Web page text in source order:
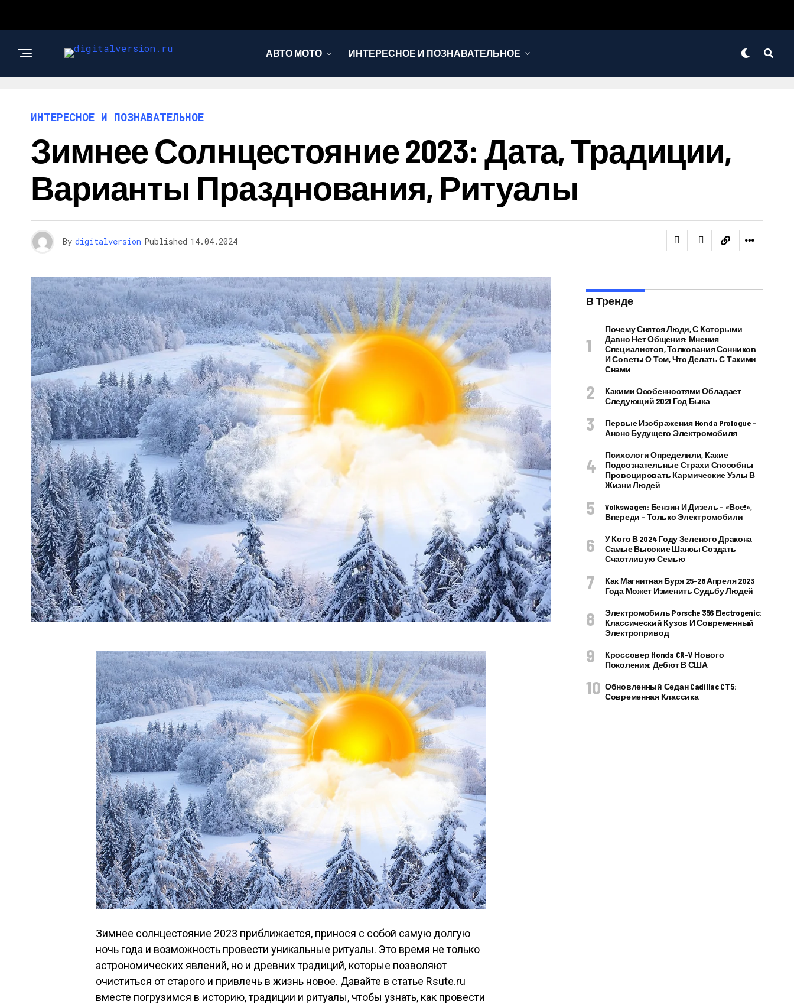
АВТО МОТО ИНТЕРЕСНОЕ И ПОЗНАВАТЕЛЬНОЕ
ИНТЕРЕСНОЕ И ПОЗНАВАТЕЛЬНОЕ
Зимнее Солнцестояние 2023: Дата, Традиции,
Варианты Празднования, Ритуалы
By digitalversion Published 14.04.2024
Зимнее солнцестояние 2023 приближается, принося с собой самую долгую
ночь года и возможность провести уникальные ритуалы. Это время не только
астрономических явлений, но и древних традиций, которые позволяют
очиститься от старого и привлечь в жизнь новое. Давайте в статье Rsute.ru
вместе погрузимся в историю, традиции и ритуалы, чтобы узнать, как провести
В Тренде
Почему Снятся Люди, С Которыми
Давно Нет Общения: Мнения
Специалистов, Толкования Сонников
И Советы О Том, Что Делать С Такими
Снами
Какими Особенностями Обладает
Следующий 2021 Год Быка
Первые Изображения Honda Prologue –
Анонс Будущего Электромобиля
Психологи Определили, Какие
Подсознательные Страхи Способны
Провоцировать Кармические Узлы В
Жизни Людей
Volkswagen: Бензин И Дизель – «все!»,
Впереди – Только Электромобили
У Кого В 2024 Году Зеленого Дракона
Самые Высокие Шансы Создать
Счастливую Семью
Как Магнитная Буря 25-28 Апреля 2023
Года Может Изменить Судьбу Людей
Электромобиль Porsche 356 Electrogenic:
Классический Кузов И Современный
Электропривод
Кроссовер Honda CR-V Нового
Поколения: Дебют В США
Обновленный Седан Cadillac CT5:
Современная Классика